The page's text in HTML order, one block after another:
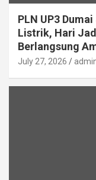
PLN UP3
Listrik, Hari
Berlangsung
July 27, 2026